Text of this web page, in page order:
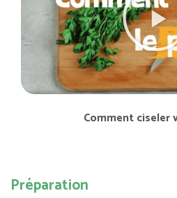
Comment ciseler
Préparation